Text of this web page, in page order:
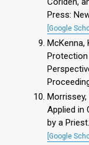
Press:
[Google
McKenna,
Protection
Applied in
by a
[Google